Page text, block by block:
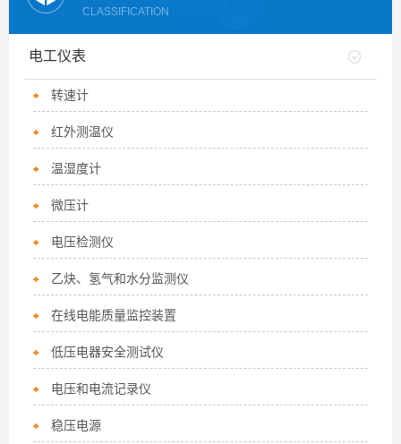
CLASSIFICATION
电工仪表
转速计
红外测温仪
温湿度计
微压计
电压检测仪
乙炔、氢气和水分监测仪
在线电能质量监控装置
低压电器安全测试仪
电压和电流记录仪
稳压电源